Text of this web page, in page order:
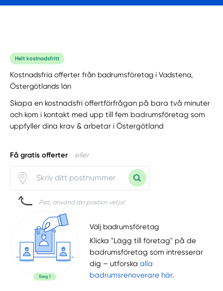
Helt kostnadsfritt
Kostnadsfria offerter från badrumsföretag i Vadstena,
Östergötlands län
Skapa en kostnadsfri offertförfrågan på bara två minuter
och kom i kontakt med upp till fem badrumsföretag som
uppfyller dina krav & arbetar i Östergötland
Få gratis offerter eller
Psst, använd din position vetja!
Välj badrumsföretag
Klicka "Lägg till företag" på de
badrumsföretag som intresserar
dig – utforskaalla
badrumsrenoverare här.